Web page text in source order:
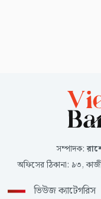
সম্পাদক:
অফিসের ঠিকানা: ৯৩,
ভিউজ ক্যাটেগরিস